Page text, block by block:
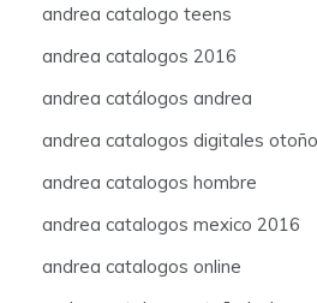
andrea catalogo teens
andrea catalogos 2016
andrea catálogos andrea
andrea catalogos digitales
andrea catalogos hombre
andrea catalogos mexico 2016
andrea catalogos online